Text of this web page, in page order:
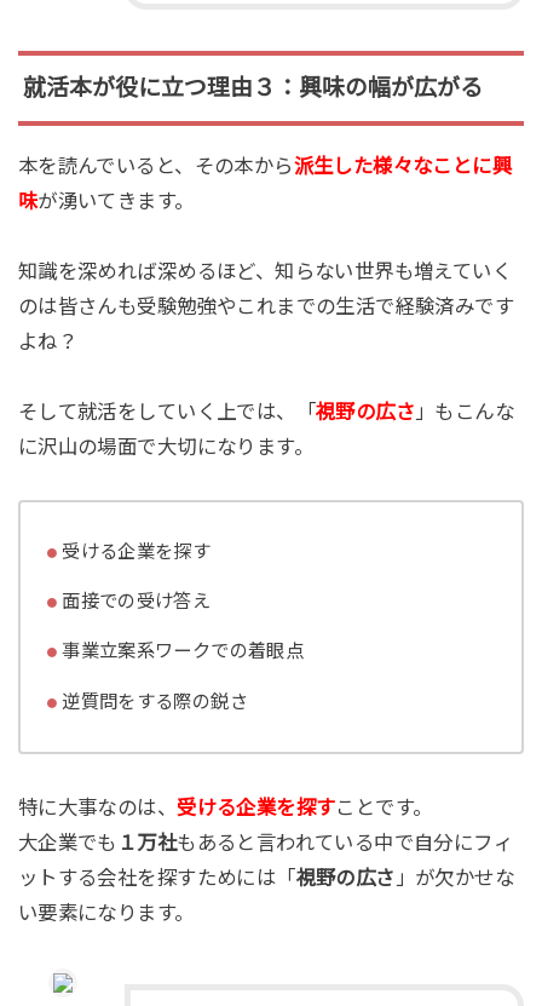
就活本が役に立つ理由３：興味の幅が広がる
本を読んでいると、その本から派生した様々なことに興
味が湧いてきます。
知識を深めれば深めるほど、知らない世界も増えていく
のは皆さんも受験勉強やこれまでの生活で経験済みです
よね？
そして就活をしていく上では、「視野の広さ 」もこんな
に沢山の場面で大切になります。
受ける企業を探す
面接での受け答え
事業立案系ワークでの着眼点
逆質問をする際の鋭さ
特に大事なのは、 受ける企業を探すことです。
大企業でも １万社もあると言われている中で自分にフィ
ットする会社を探すためには「視野の広さ 」が欠かせな
い要素になります。